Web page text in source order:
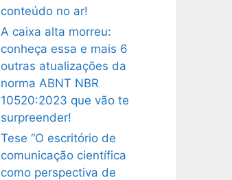
conteúdo no ar!
A caixa alta morreu:
conheça essa e mais 6
outras atualizações da
norma ABNT NBR
10520:2023 que vão te
surpreender!
Tese “O escritório de
comunicação científica
como perspectiva de